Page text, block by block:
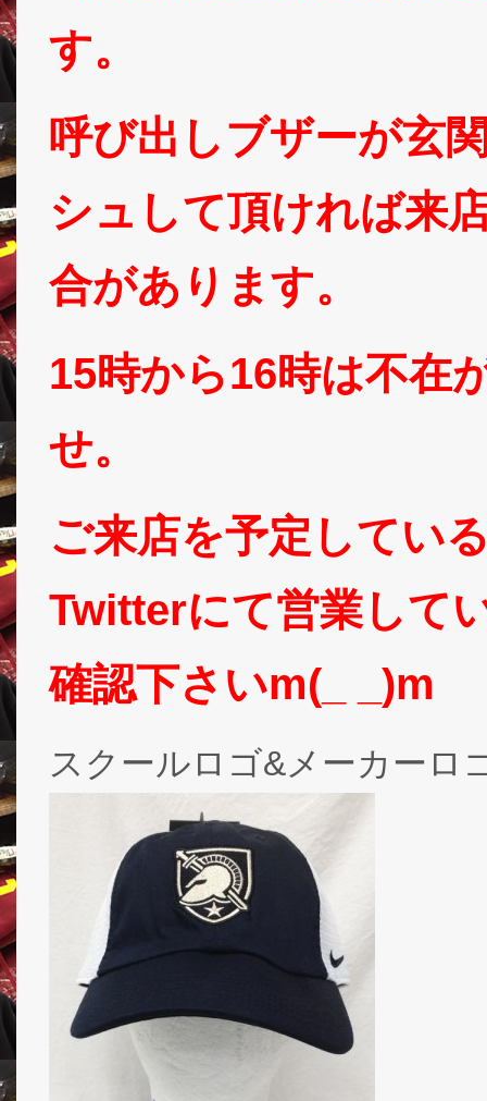
す。
呼び出しブザーが玄
シュして頂ければ来
合があります。
15時から16時は不在
せ。
ご来店を予定してい
Twitterにて営業して
確認下さいm(_ _)m
スクールロゴ&メーカーロ